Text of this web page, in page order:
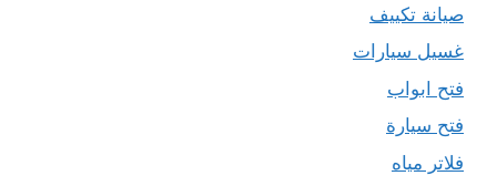
صيانة تكييف
غسيل سيارات
فتح ابواب
فتح سيارة
فلاتر مياه